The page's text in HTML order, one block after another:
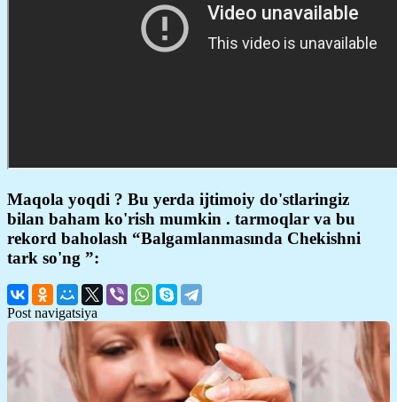
Maqola yoqdi ? Bu yerda ijtimoiy do'stlaringiz
bilan baham ko'rish mumkin . tarmoqlar va bu
rekord baholash “Balgamlanmasında Chekishni
tark so'ng ”:
Post navigatsiya